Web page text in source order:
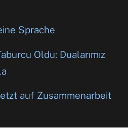
Sprache
Oldu: Dualarımız
auf Zusammenarbeit